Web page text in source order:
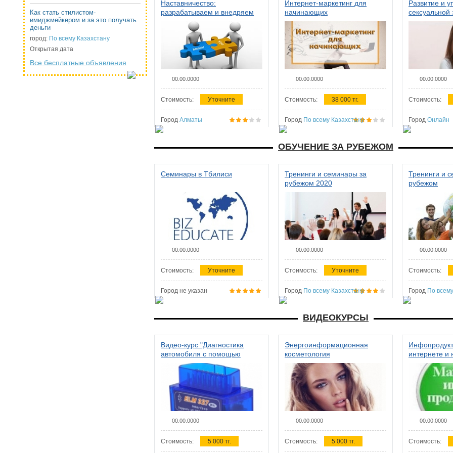
Как стать стилистом-
имиджмейкером и за это получать
деньги
город: По всему Казахстану
Открытая дата
Все бесплатные объявления
Наставничество:
разрабатываем и внедряем
систему наставничества в
организации
00.00.0000
Стоимость: Уточните
Город Алматы
Интернет-маркетинг для
начинающих
00.00.0000
Стоимость: 38 000 тг.
Город По всему Казахстану
Развитие и
сексуальной
женщин
00.00.0000
Стоимость:
Город Онлайн
ОБУЧЕНИЕ ЗА РУБЕЖОМ
Семинары в Тбилиси
00.00.0000
Стоимость: Уточните
Город не указан
Тренинги и семинары за
рубежом 2020
00.00.0000
Стоимость: Уточните
Город По всему Казахстану
Тренинги и
рубежом
00.00.0000
Стоимость:
Город По
ВИДЕОКУРСЫ
Видео-курс "Диагностика
автомобиля с помощью
сканера ELM 327"
00.00.0000
Стоимость: 5 000 тг.
Энергоинформационная
косметология
00.00.0000
Стоимость: 5 000 тг.
интернете и
00.00.0000
Стоимость: